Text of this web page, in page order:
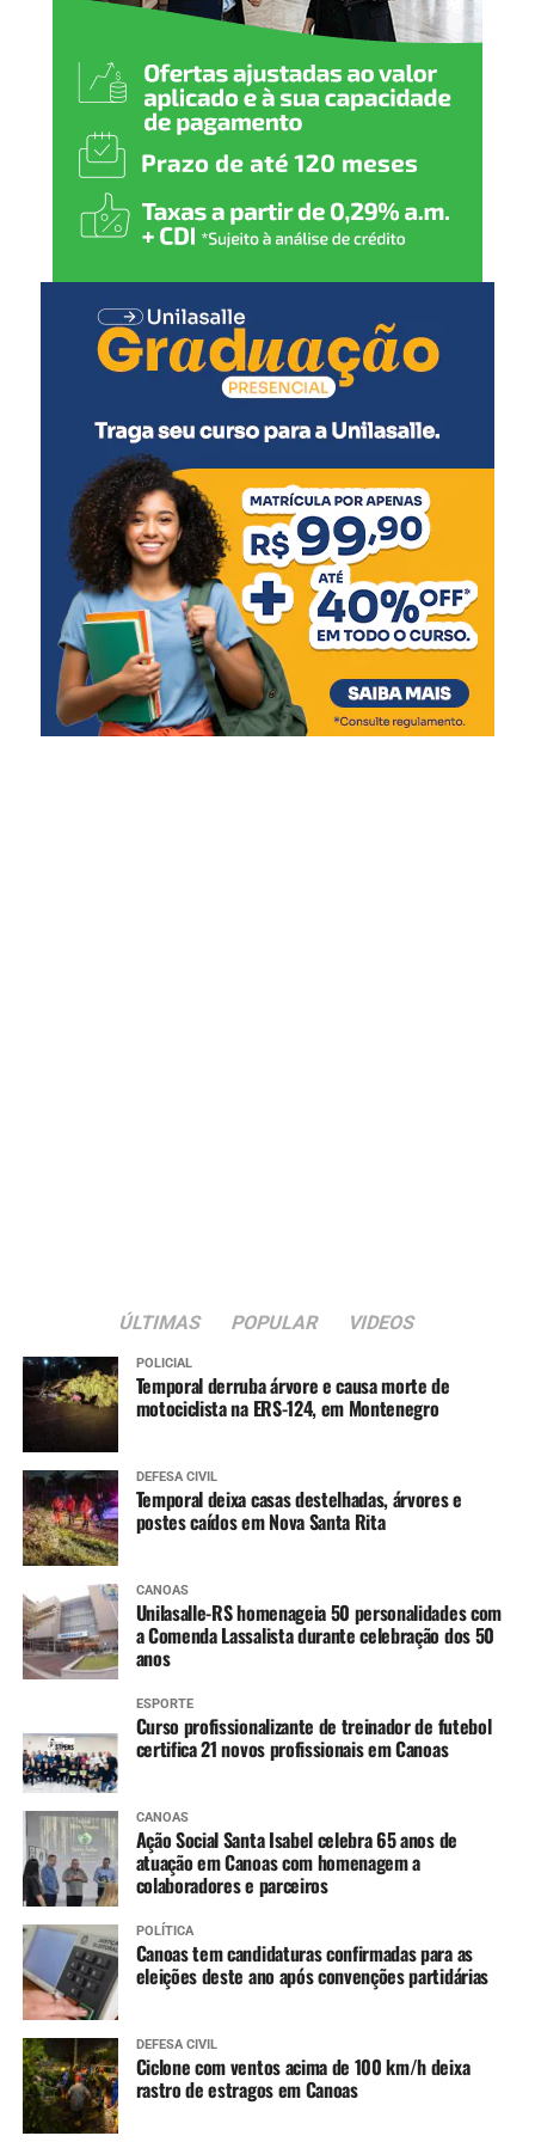
saída às 5h, os passageiros com destino a Farroupilha,
Bento Gonçalves, Veranópolis e demais cidades
atendidas no percurso estão sendo encaminhados por
meio de transbordo operacional. Também seguem
disponíveis as linhas 784, entre Porto Alegre e Passo
Fundo via Garibaldi, e 1053, entre Porto Alegre e Passo
Fundo via Nova Prata.
Já a Linha 1051, no sentido Erechim x Porto Alegre, foi
de Erechim, Getúlio Vargas e Passo Fundo estão sendo
direcionados para a Linha 967, com saída às 23h50.
Segundo as empresas, a retomada das operações
dependerá da normalização das condições das rodovias
afetadas pelas chuvas dos últimos dias.
ÚLTIMAS POPULAR VIDEOS
POLICIAL
Temporal derruba árvore e causa morte de
motociclista na ERS-124, em Montenegro
DEFESA CIVIL
Temporal deixa casas destelhadas, árvores e
postes caídos em Nova Santa Rita
CANOAS
Unilasalle-RS homenageia 50 personalidades com
a Comenda Lassalista durante celebração dos 50
anos
ESPORTE
Curso profissionalizante de treinador de futebol
certifica 21 novos profissionais em Canoas
CANOAS
Ação Social Santa Isabel celebra 65 anos de
atuação em Canoas com homenagem a
colaboradores e parceiros
POLÍTICA
Canoas tem candidaturas confirmadas para as
eleições deste ano após convenções partidárias
DEFESA CIVIL
Ciclone com ventos acima de 100 km/h deixa
rastro de estragos em Canoas